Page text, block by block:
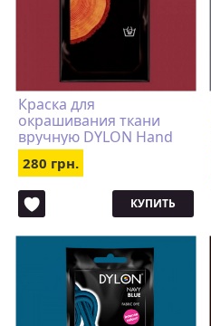
Краска для
окрашивания ткани
вручную DYLON Hand
Use Rosewood Red
280 грн.
КУПИТЬ